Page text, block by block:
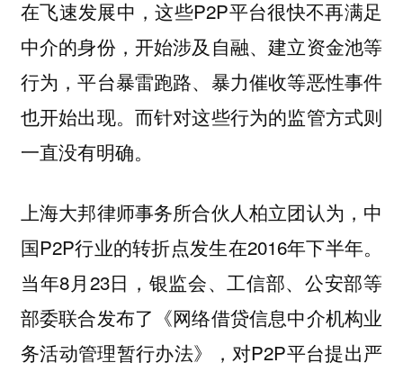
在飞速发展中，这些P2P平台很快不再满足
中介的身份，开始涉及自融、建立资金池等
行为，平台暴雷跑路、暴力催收等恶性事件
也开始出现。而针对这些行为的监管方式则
一直没有明确。
上海大邦律师事务所合伙人柏立团认为，中
国P2P行业的转折点发生在2016年下半年。
当年8月23日，银监会、工信部、公安部等
部委联合发布了《网络借贷信息中介机构业
务活动管理暂行办法》，对P2P平台提出严